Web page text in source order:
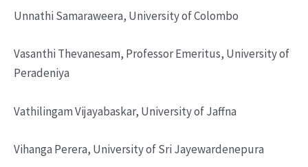
Unnathi Samaraweera, University of Colombo
Vasanthi Thevanesam, Professor Emeritus, University of
Peradeniya
Vathilingam Vijayabaskar, University of Jaffna
Vihanga Perera, University of Sri Jayewardenepura